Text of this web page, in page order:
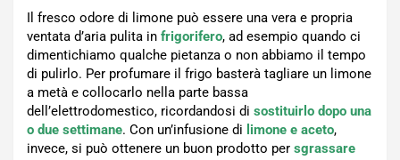
Il fresco odore di limone può essere una vera e propria
ventata d’aria pulita in frigorifero, ad esempio quando ci
dimentichiamo qualche pietanza o non abbiamo il tempo
di pulirlo. Per profumare il frigo basterà tagliare un limone
a metà e collocarlo nella parte bassa
dell’elettrodomestico, ricordandosi di sostituirlo dopo una
o due settimane. Con un’infusione di limone e aceto,
invece, si può ottenere un buon prodotto per sgrassare